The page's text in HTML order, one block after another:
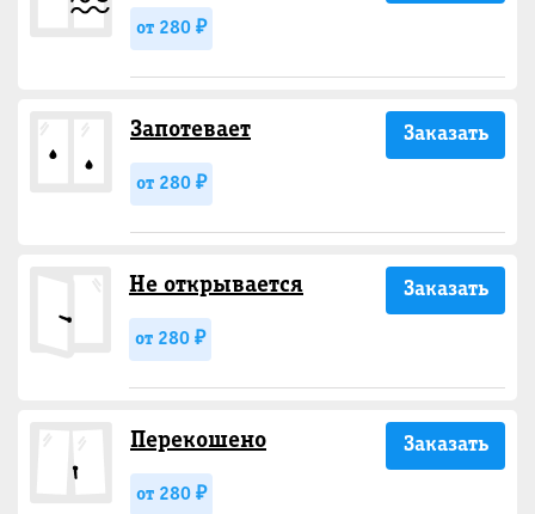
от 280 ₽
Запотевает
от 280 ₽
Заказать
Не открывается
от 280 ₽
Заказать
Перекошено
от 280 ₽
Заказать